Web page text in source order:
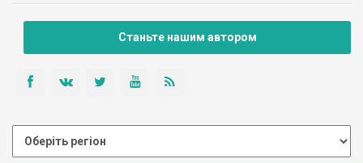
Станьте нашим автором